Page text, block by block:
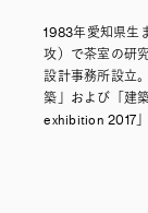
1983年愛知県生
攻）で茶室の研
設計事務所設立
築」および「建
exhibition 2017